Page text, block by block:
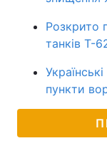
Розкрито
танків Т-
пункти